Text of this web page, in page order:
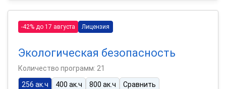
-42% до 17 августа Лицензия
Экологическая безопасность
Количество программ: 21
256 ак.ч
400 ак.ч 800 ак.ч Сравнить